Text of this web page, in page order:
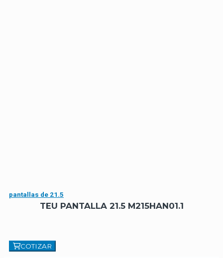
pantallas de 21.5
TEU PANTALLA 21.5 M215HAN01.1
COTIZAR